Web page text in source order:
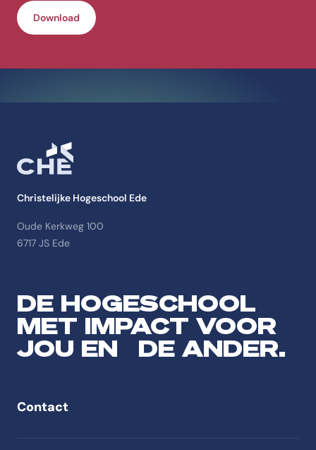
Download
Christelijke Hogeschool Ede
Oude Kerkweg 100
6717 JS Ede
DE HOGESCHOOL
MET IMPACT VOOR
JOU EN DE ANDER.
Contact